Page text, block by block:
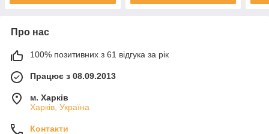
Про нас
100% позитивних з 61 відгука за рік
Працює з 08.09.2013
м. Харків
Харків, Україна
Контакти